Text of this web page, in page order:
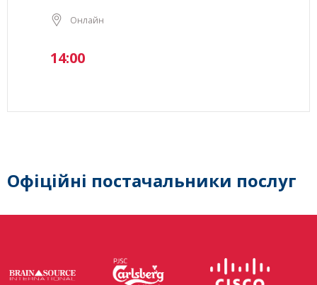
Онлайн
14:00
Офіційні постачальники послуг